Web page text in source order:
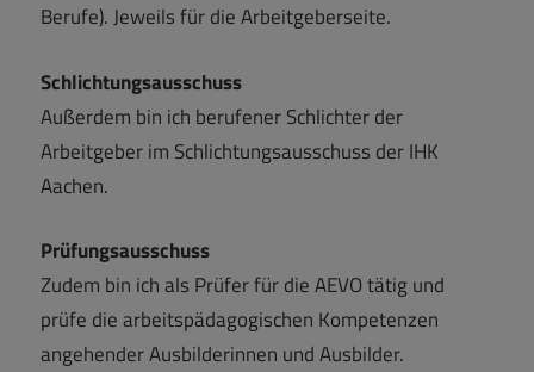
Berufe). Jeweils für die Arbeitgeberseite.
Schlichtungsausschuss
Außerdem bin ich berufener Schlichter der
Arbeitgeber im Schlichtungsausschuss der IHK
Aachen.
Prüfungsausschuss
Zudem bin ich als Prüfer für die AEVO tätig und
prüfe die arbeitspädagogischen Kompetenzen
angehender Ausbilderinnen und Ausbilder.